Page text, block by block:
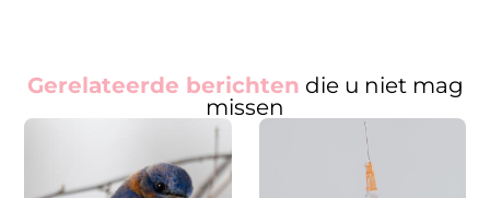
Gerelateerde berichten die u niet mag
missen